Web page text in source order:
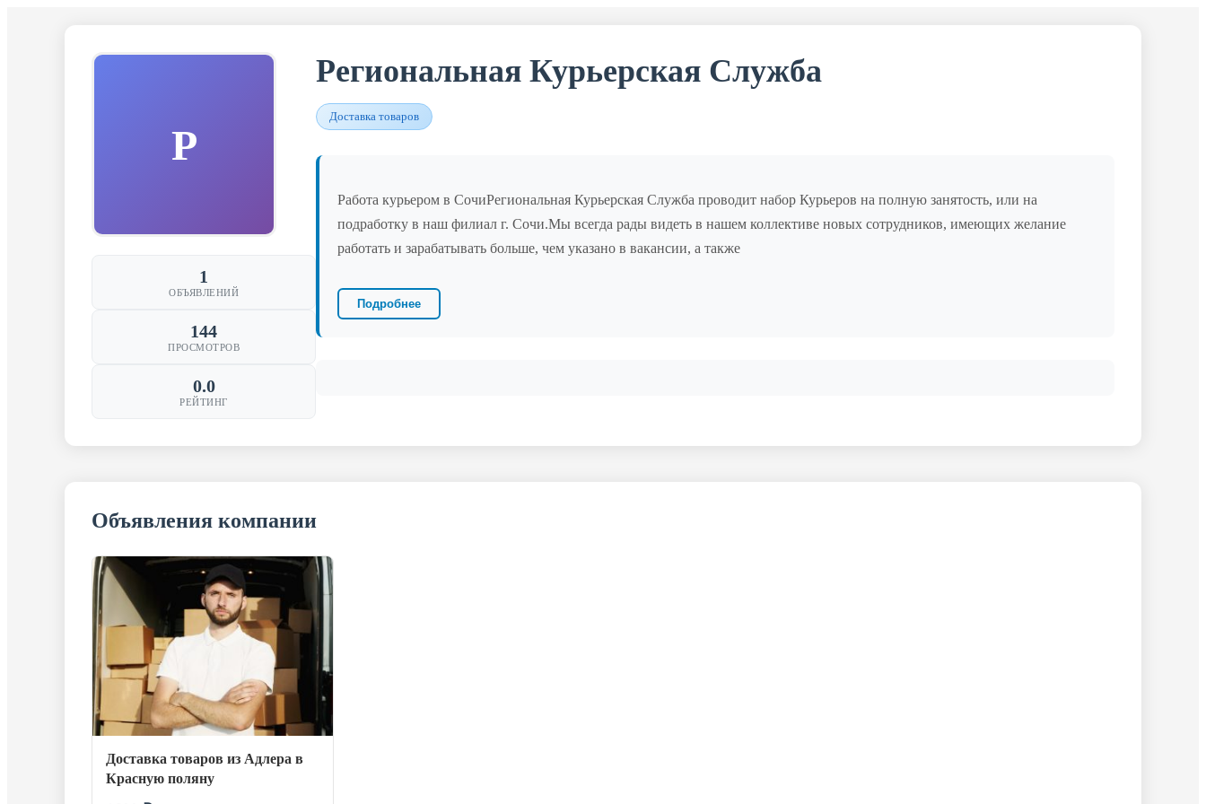
Р
1
ОБЪЯВЛЕНИЙ
144
ПРОСМОТРОВ
0.0
РЕЙТИНГ
Региональная Курьерская Служба
Доставка товаров
Работа курьером в СочиРегиональная Курьерская Служба проводит набор Курьеров на полную занятость, или на
подработку в наш филиал г. Сочи.Мы всегда рады видеть в нашем коллективе новых сотрудников, имеющих желание
работать и зарабатывать больше, чем указано в вакансии, а также
Подробнее
Объявления компании
Доставка товаров из Адлера в
Красную поляну